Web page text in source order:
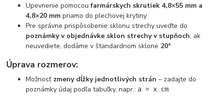
Upevnenie pomocoufarmárskych skrutiek 4,8×55 mm a
4,8×20 mm priamo do plechovej krytiny
Pre správne prispôsobenie sklonu strechy uveďte do
poznámky v objednávke sklon strechy v stupňoch; ak
neuvediete, dodáme v štandardnom sklone 20°
Úprava rozmerov:
Možnosť zmeny dĺžky jednotlivých strán – zadajte do
poznámky údaj podľa tabuľky, napr.: a = x cm